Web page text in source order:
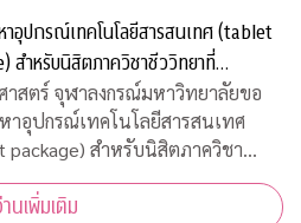
อุปกรณ์เทคโนโลยีสารสนเทศ (tablet
สำหรับนิสิตภาควิชาชีววิทยาที่
สตร์ จุฬาลงกรณ์มหาวิทยาลัยขอ
อุปกรณ์เทคโนโลยีสารสนเทศ
สำหรับนิสิตภาควิชา
นเพิ่มเติม